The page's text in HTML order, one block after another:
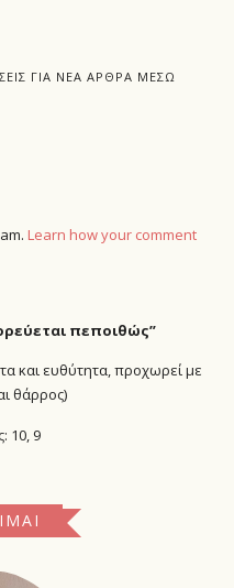
ΓΙΑ ΝΈΑ ΆΡΘΡΑ ΜΈΣΩ
Learn how your comment
πεποιθώς”
και ευθύτητα, προχωρεί με
θάρρος)
10, 9